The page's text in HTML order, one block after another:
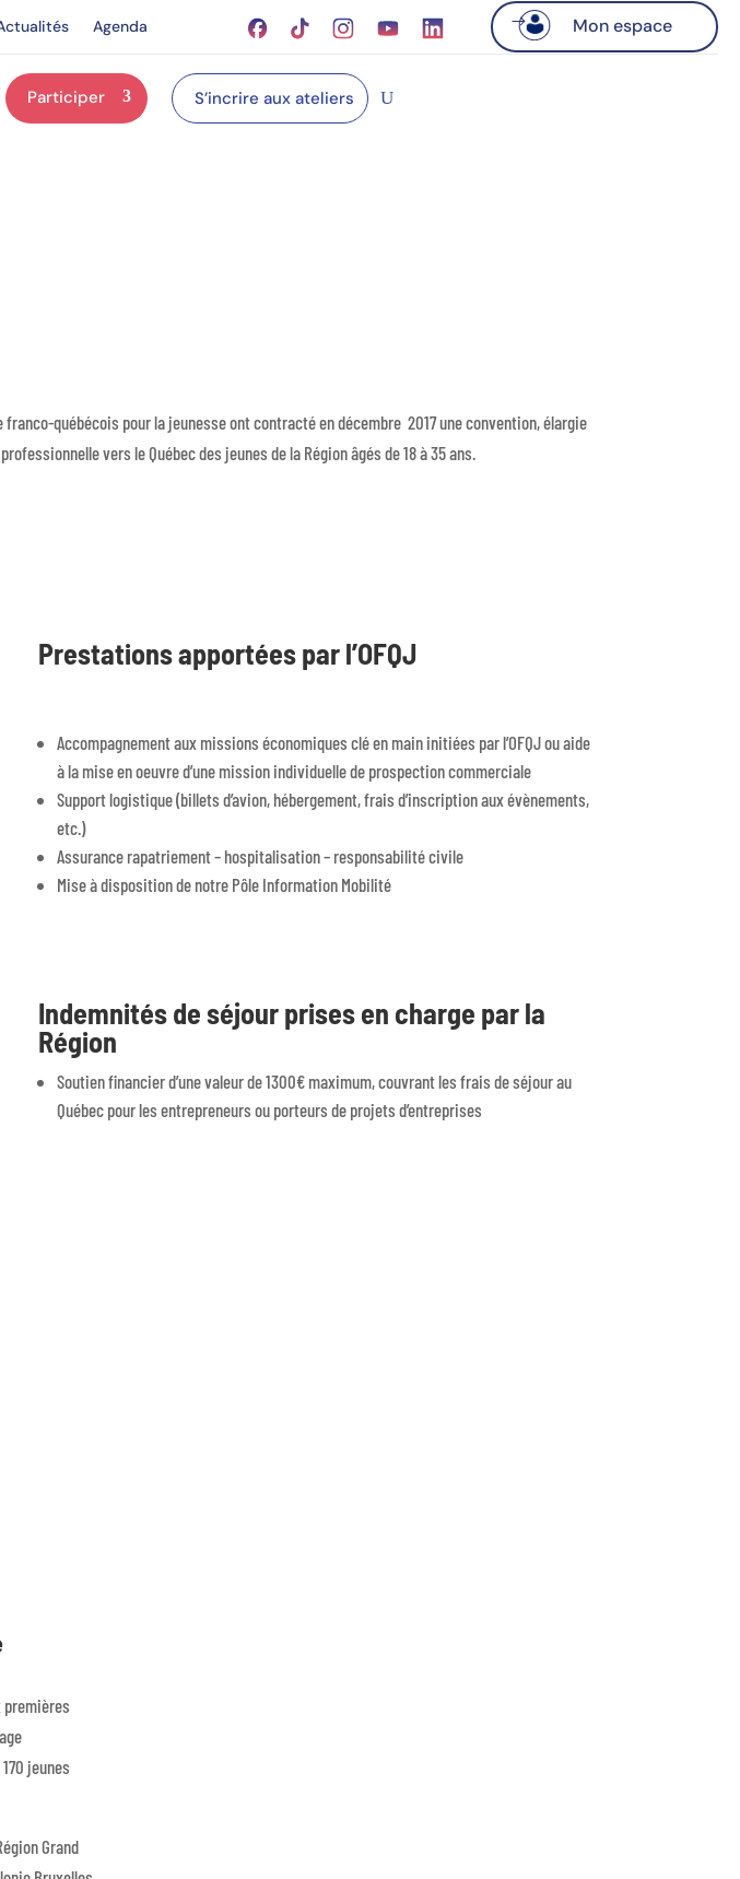
Agenda Mon espace
Participer S’incrire aux ateliers
franco-québécois pour la jeunesse ont contracté en décembre 2017 une convention, élargie
vers le Québec des jeunes de la Région âgés de 18 à 35 ans.
Prestations apportées par l’OFQJ
Accompagnement aux missions économiques clé en main initiées par l’OFQJ ou aide
à la mise en oeuvre d’une mission individuelle de prospection commerciale
Support logistique (billets d’avion, hébergement, frais d’inscription aux évènements,
etc.)
Assurance rapatriement – hospitalisation – responsabilité civile
Mise à disposition de notre Pôle Information Mobilité
Indemnités de séjour prises en charge par la
Région
Soutien financier d’une valeur de 1300€ maximum, couvrant les frais de séjour au
Québec pour les entrepreneurs ou porteurs de projets d’entreprises
premières
jeunes
Grand